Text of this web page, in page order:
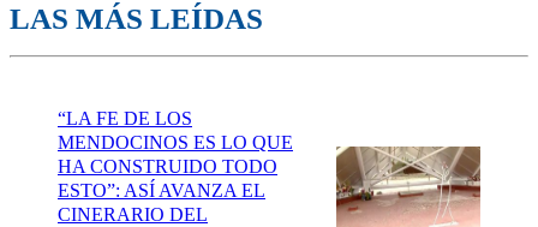
LAS MÁS LEÍDAS
“LA FE DE LOS
MENDOCINOS ES LO QUE
HA CONSTRUIDO TODO
ESTO”: ASÍ AVANZA EL
CINERARIO DEL